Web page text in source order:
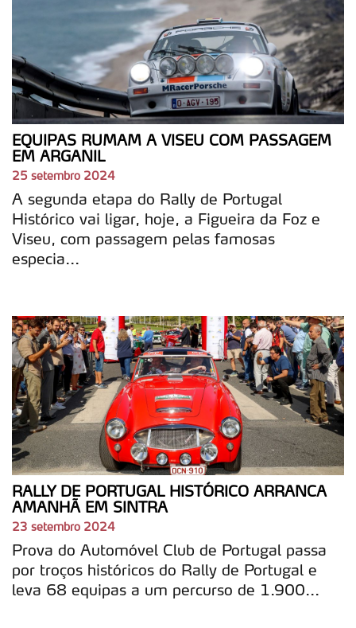
EQUIPAS RUMAM A VISEU COM PASSAGEM
EM ARGANIL
25 setembro 2024
A segunda etapa do Rally de Portugal
Histórico vai ligar, hoje, a Figueira da Foz e
Viseu, com passagem pelas famosas
especia...
RALLY DE PORTUGAL HISTÓRICO ARRANCA
AMANHÃ EM SINTRA
23 setembro 2024
Prova do Automóvel Club de Portugal passa
por troços históricos do Rally de Portugal e
leva 68 equipas a um percurso de 1.900...